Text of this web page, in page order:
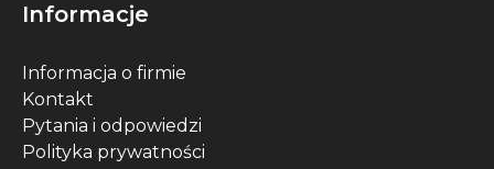
Informacje
Informacja o firmie
Kontakt
Pytania i odpowiedzi
Polityka prywatności